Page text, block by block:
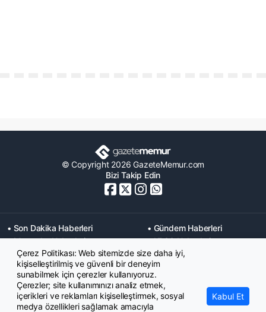
© Copyright 2026 GazeteMemur.com
Bizi Takip Edin
• Son Dakika Haberleri
• Gündem Haberleri
• Memurlar Haberleri
• KPSS Haberleri
• Ekonomi Haberleri
• Eğitim Haberleri
• Yaşam Haberleri
• Maaş Verileri Haberleri
• Mahkeme Kararları
Haberleri
Çerez Politikası: Web sitemizde size daha iyi,
kişiselleştirilmiş ve güvenli bir deneyim
sunabilmek için çerezler kullanıyoruz.
Çerezler; site kullanımınızı analiz etmek,
içerikleri ve reklamları kişiselleştirmek, sosyal
medya özellikleri sağlamak amacıyla
Kabul Et